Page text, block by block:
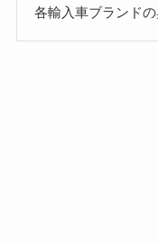
各輸入車ブランド